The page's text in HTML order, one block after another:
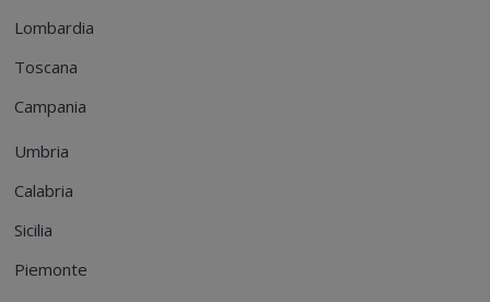
Lombardia
Toscana
Campania
Umbria
Calabria
Sicilia
Piemonte